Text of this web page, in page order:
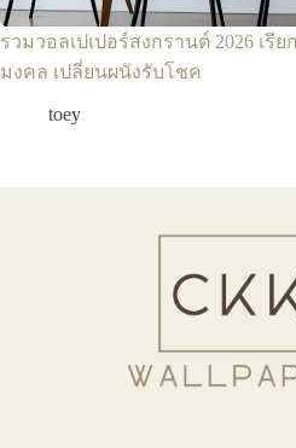
รวมวอลเปเปอร์สงกรานต์ 2026 เรี
มงคล เปลี่ยนผนังรับโชค
toey